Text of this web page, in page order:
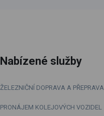
Nabízené služby
ŽELEZNIČNÍ DOPRAVA A PŘEPRAVA
PRONÁJEM KOLEJOVÝCH VOZIDEL